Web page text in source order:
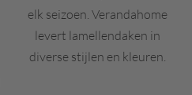
elk seizoen. Verandahome
levert lamellendaken in
diverse stijlen en kleuren.